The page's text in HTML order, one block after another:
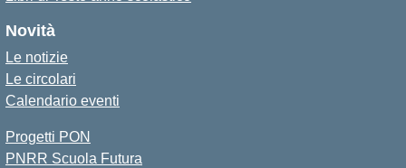
Novità
Le notizie
Le circolari
Calendario eventi
Progetti PON
PNRR Scuola Futura